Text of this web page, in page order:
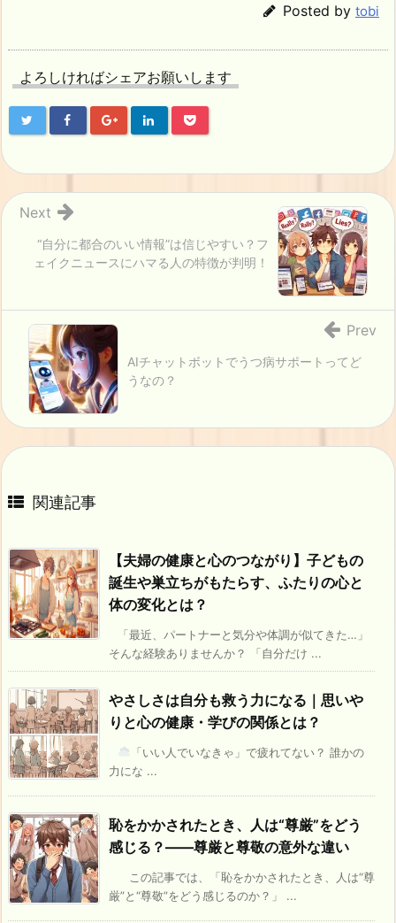
Posted by tobi
よろしければシェアお願いします
“自分に都合のいい情報”は信じやすい？フ
ェイクニュースにハマる人の特徴が判明！
Next
AIチャットボットでうつ病サポートってど
うなの？
Prev
関連記事
【夫婦の健康と心のつながり】子どもの
誕生や巣立ちがもたらす、ふたりの心と
体の変化とは？
「最近、パートナーと気分や体調が似てきた…」
そんな経験ありませんか？ 「自分だけ ...
やさしさは自分も救う力になる｜思いや
りと心の健康・学びの関係とは？
「いい人でいなきゃ」で疲れてない？ 誰かの
力にな ...
恥をかかされたとき、人は“尊厳”をどう
感じる？――尊厳と尊敬の意外な違い
この記事では、「恥をかかされたとき、人は“尊
厳”と“尊敬”をどう感じるのか？」 ...